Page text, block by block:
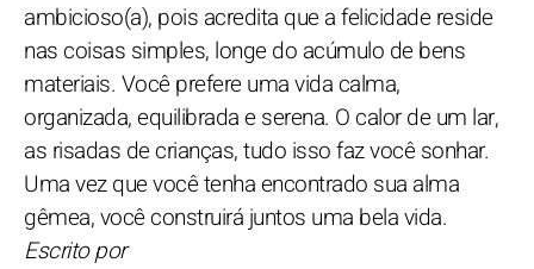
ambicioso(a), pois acredita que a felicidade reside
nas coisas simples, longe do acúmulo de bens
materiais. Você prefere uma vida calma,
organizada, equilibrada e serena. O calor de um lar,
as risadas de crianças, tudo isso faz você sonhar.
Uma vez que você tenha encontrado sua alma
gêmea, você construirá juntos uma bela vida.
Escrito por